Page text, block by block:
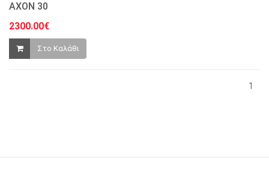
AXON 30
2300.00€
Στο Καλάθι
1